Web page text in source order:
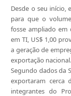
Desde o seu início,
para que o
fosse ampliado em
em TI, US$ 1,00
a geração de
exportação nacional.
Segundo dados da
exportaram cerca
integrantes do